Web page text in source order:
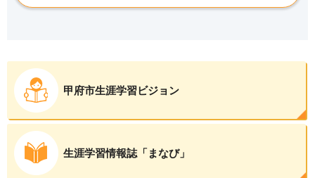
甲府市生涯学習ビジョン
生涯学習情報誌「まなび」